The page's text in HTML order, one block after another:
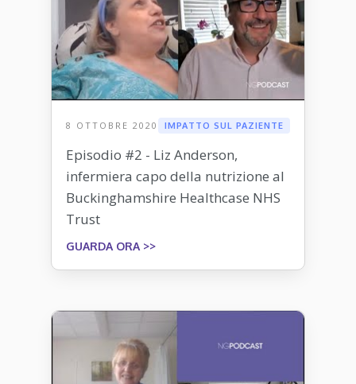
8 OTTOBRE 2020 IMPATTO SUL PAZIENTE
Episodio #2 - Liz Anderson,
infermiera capo della nutrizione al
Buckinghamshire Healthcase NHS
Trust
GUARDA ORA >>